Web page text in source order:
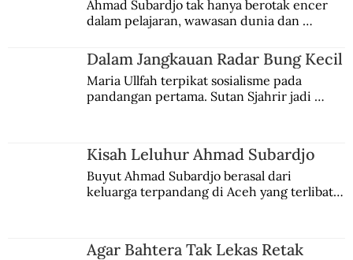
Silang Sengkarut Perjalanan Pulang
Odysseus
Ahmad Subardjo tak hanya berotak encer
dalam pelajaran, wawasan dunia dan
Jules Verne, Multatuli, hingga Sun Yat-sen.
Dalam Jangkauan Radar Bung Kecil
Maria Ullfah terpikat sosialisme pada
pandangan pertama. Sutan Sjahrir jadi
Kisah Leluhur Ahmad Subardjo
Buyut Ahmad Subardjo berasal dari
keluarga terpandang di Aceh yang terlibat
Agar Bahtera Tak Lekas Retak